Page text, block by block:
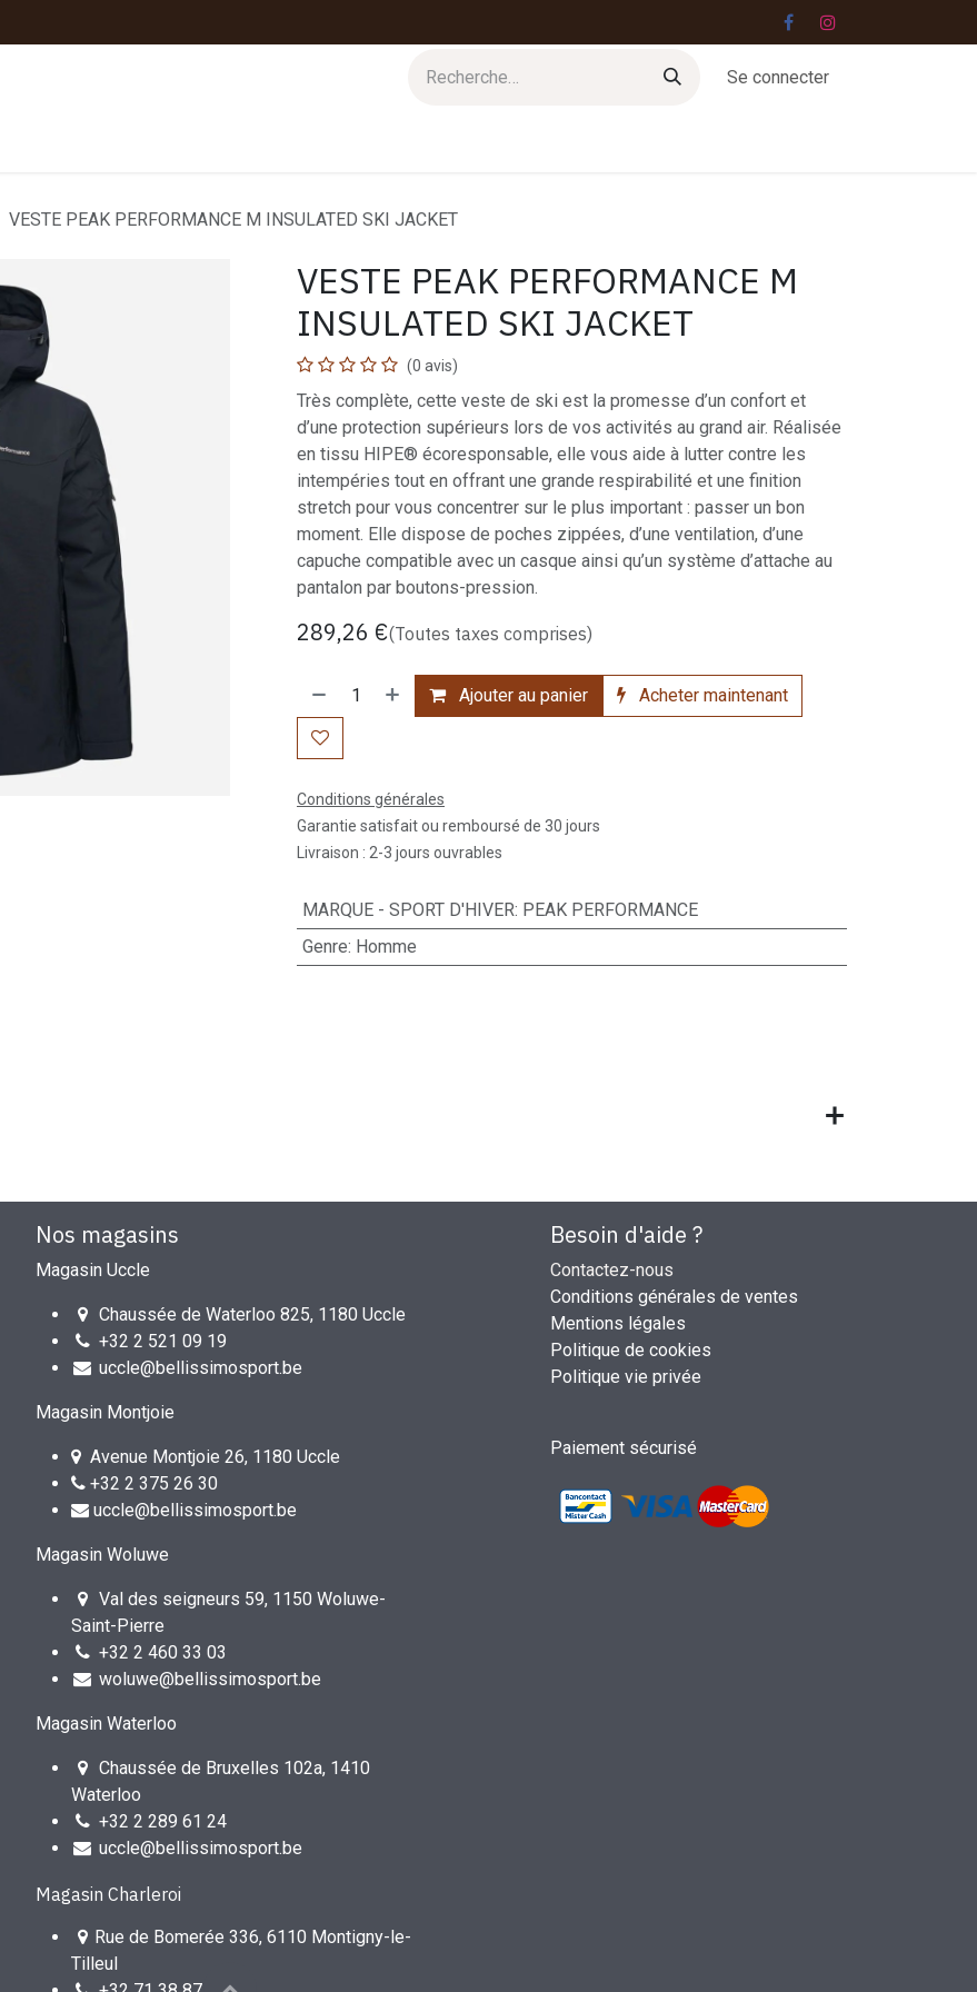
Se connecter
VESTE PEAK PERFORMANCE M INSULATED SKI JACKET
VESTE PEAK PERFORMANCE M
INSULATED SKI JACKET
(0 avis)
Très complète, cette veste de ski est la promesse d’un confort et
d’une protection supérieurs lors de vos activités au grand air. Réalisée
en tissu HIPE® écoresponsable, elle vous aide à lutter contre les
intempéries tout en offrant une grande respirabilité et une finition
stretch pour vous concentrer sur le plus important : passer un bon
moment. Elle dispose de poches zippées, d’une ventilation, d’une
capuche compatible avec un casque ainsi qu’un système d’attache au
pantalon par boutons-pression.
289,26 €(Toutes taxes comprises)
Ajouter au panier Acheter maintenant
Conditions générales
Garantie satisfait ou remboursé de 30 jours
Livraison : 2-3 jours ouvrables
MARQUE - SPORT D'HIVER: PEAK PERFORMANCE
Genre: Homme
Besoin d'aide ?
Contactez-nous
Conditions générales de ventes
Mentions légales
Politique de cookies
Politique vie privée
Paiement sécurisé
Nos magasins
Magasin Uccle
Chaussée de Waterloo 825, 1180 Uccle
+32 2 521 09 19
uccle@bellissimosport.be
Magasin Montjoie
Avenue Montjoie 26, 1180 Uccle
+32 2 375 26 30
uccle@bellissimosport.be
Magasin Woluwe
Val des seigneurs 59, 1150 Woluwe-
Saint-Pierre
+32 2 460 33 03
woluwe@bellissimosport.be
Magasin Waterloo
Chaussée de Bruxelles 102a, 1410
Waterloo
+32 2 289 61 24
uccle@bellissimosport.be
Magasin Charleroi
Rue de Bomerée 336, 6110 Montigny-le-
Tilleul